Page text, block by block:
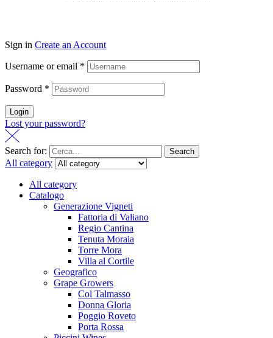
Sign in Create an Account
Username or email *
Password *
Login
Lost your password?
Search for: Search
All category
All category
Catalogo
Generazione Vigneti
Fattoria di Valiano
Regio Cantina
Tenuta Moraia
Torre Mora
Villa al Cortile
Geografico
Grape Growers
Col Talmasso
Donna Gloria
Poggio Roveto
Porta Rossa